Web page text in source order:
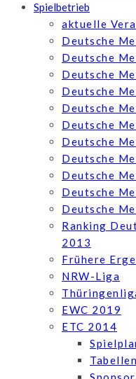
Spielbetrieb
aktuelle
Deutsche
Deutsche
Deutsche
Deutsche
Deutsche
Deutsche
Deutsche
Deutsche
Deutsche
Deutsche
Deutsche
Ranking
2013
Frühere
NRW-Liga
EWC 2019
ETC 2014